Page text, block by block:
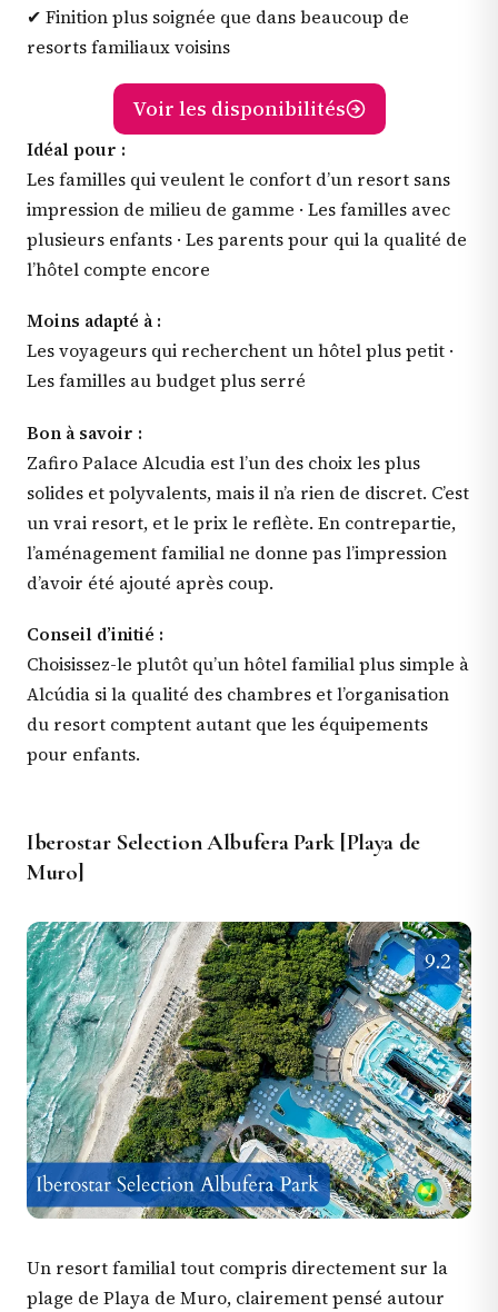
✔ Finition plus soignée que dans beaucoup de
resorts familiaux voisins
Voir les disponibilités
Idéal pour :
Les familles qui veulent le confort d’un resort sans
impression de milieu de gamme · Les familles avec
plusieurs enfants · Les parents pour qui la qualité de
l’hôtel compte encore
Moins adapté à :
Les voyageurs qui recherchent un hôtel plus petit ·
Les familles au budget plus serré
Bon à savoir :
Zafiro Palace Alcudia est l’un des choix les plus
solides et polyvalents, mais il n’a rien de discret. C’est
un vrai resort, et le prix le reflète. En contrepartie,
l’aménagement familial ne donne pas l’impression
d’avoir été ajouté après coup.
Conseil d’initié :
Choisissez-le plutôt qu’un hôtel familial plus simple à
Alcúdia si la qualité des chambres et l’organisation
du resort comptent autant que les équipements
pour enfants.
Iberostar Selection Albufera Park [Playa de
Muro]
Un resort familial tout compris directement sur la
plage de Playa de Muro, clairement pensé autour